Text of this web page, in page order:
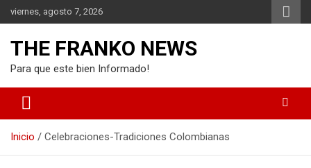
Saltar
al
viernes, agosto 7, 2026
THE FRANKO NEWS
Para que este bien Informado!
Inicio Celebraciones-Tradiciones Colombianas